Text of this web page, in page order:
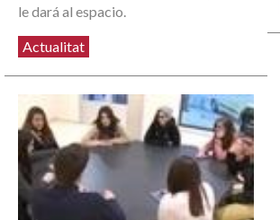
le dará al espacio.
Actualitat